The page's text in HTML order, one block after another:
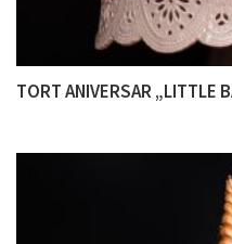
TORT ANIVERSAR „LITTLE